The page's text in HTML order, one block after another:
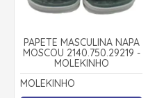
PAPETE MASCULINA NAPA
MOSCOU 2140.750.29219 -
MOLEKINHO
MOLEKINHO